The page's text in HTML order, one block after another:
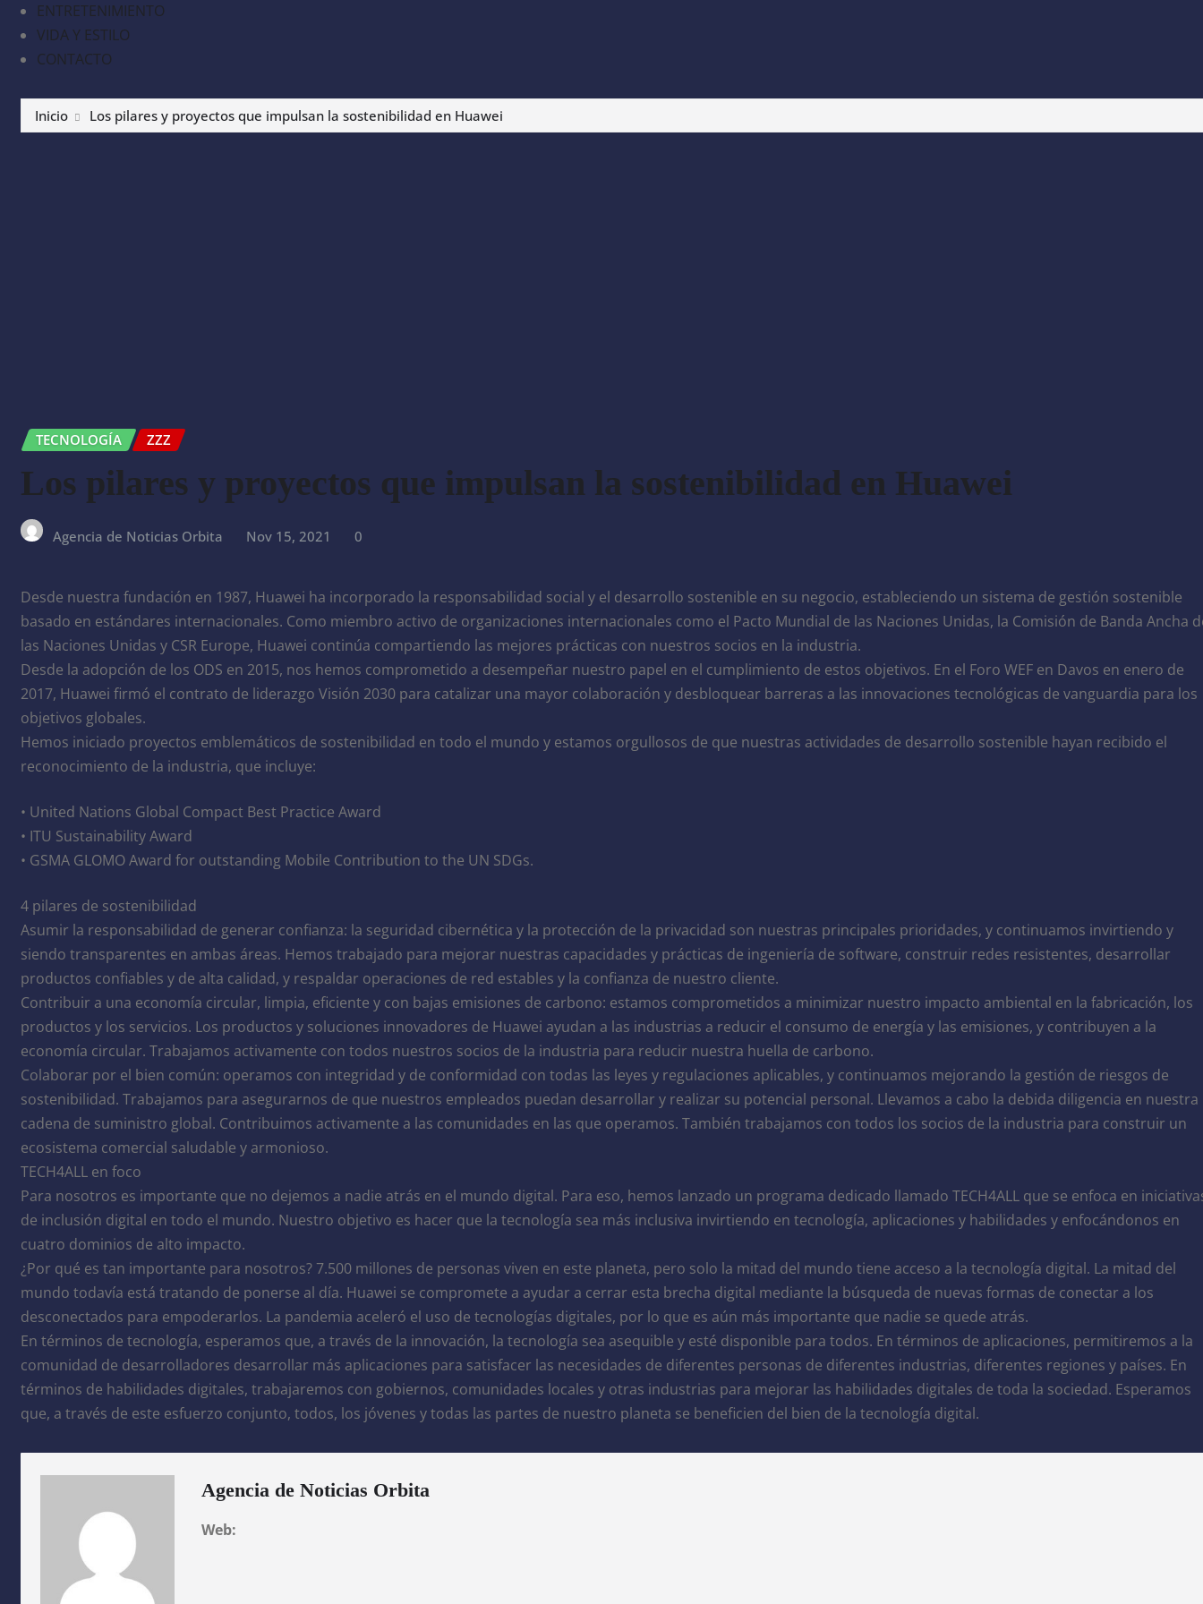
ENTRETENIMIENTO
VIDA Y ESTILO
CONTACTO
Inicio Los pilares y proyectos que impulsan la sostenibilidad en Huawei
TECNOLOGÍA ZZZ
Los pilares y proyectos que impulsan la sostenibilidad en Huawei
Agencia de Noticias Orbita Nov 15, 2021 0
Desde nuestra fundación en 1987, Huawei ha incorporado la responsabilidad social y el desarrollo sostenible en su negocio, estableciendo un sistema de gestión sostenible
basado en estándares internacionales. Como miembro activo de organizaciones internacionales como el Pacto Mundial de las Naciones Unidas, la Comisión de Banda Ancha
las Naciones Unidas y CSR Europe, Huawei continúa compartiendo las mejores prácticas con nuestros socios en la industria.
Desde la adopción de los ODS en 2015, nos hemos comprometido a desempeñar nuestro papel en el cumplimiento de estos objetivos. En el Foro WEF en Davos en enero de
2017, Huawei firmó el contrato de liderazgo Visión 2030 para catalizar una mayor colaboración y desbloquear barreras a las innovaciones tecnológicas de vanguardia para los
objetivos globales.
Hemos iniciado proyectos emblemáticos de sostenibilidad en todo el mundo y estamos orgullosos de que nuestras actividades de desarrollo sostenible hayan recibido el
reconocimiento de la industria, que incluye:
• United Nations Global Compact Best Practice Award
• ITU Sustainability Award
• GSMA GLOMO Award for outstanding Mobile Contribution to the UN SDGs.
4 pilares de sostenibilidad
Asumir la responsabilidad de generar confianza: la seguridad cibernética y la protección de la privacidad son nuestras principales prioridades, y continuamos invirtiendo y
siendo transparentes en ambas áreas. Hemos trabajado para mejorar nuestras capacidades y prácticas de ingeniería de software, construir redes resistentes, desarrollar
productos confiables y de alta calidad, y respaldar operaciones de red estables y la confianza de nuestro cliente.
Contribuir a una economía circular, limpia, eficiente y con bajas emisiones de carbono: estamos comprometidos a minimizar nuestro impacto ambiental en la fabricación, los
productos y los servicios. Los productos y soluciones innovadores de Huawei ayudan a las industrias a reducir el consumo de energía y las emisiones, y contribuyen a la
economía circular. Trabajamos activamente con todos nuestros socios de la industria para reducir nuestra huella de carbono.
Colaborar por el bien común: operamos con integridad y de conformidad con todas las leyes y regulaciones aplicables, y continuamos mejorando la gestión de riesgos de
sostenibilidad. Trabajamos para asegurarnos de que nuestros empleados puedan desarrollar y realizar su potencial personal. Llevamos a cabo la debida diligencia en nuestra
cadena de suministro global. Contribuimos activamente a las comunidades en las que operamos. También trabajamos con todos los socios de la industria para construir un
ecosistema comercial saludable y armonioso.
TECH4ALL en foco
Para nosotros es importante que no dejemos a nadie atrás en el mundo digital. Para eso, hemos lanzado un programa dedicado llamado TECH4ALL que se enfoca en
de inclusión digital en todo el mundo. Nuestro objetivo es hacer que la tecnología sea más inclusiva invirtiendo en tecnología, aplicaciones y habilidades y enfocándonos en
cuatro dominios de alto impacto.
¿Por qué es tan importante para nosotros? 7.500 millones de personas viven en este planeta, pero solo la mitad del mundo tiene acceso a la tecnología digital. La mitad del
mundo todavía está tratando de ponerse al día. Huawei se compromete a ayudar a cerrar esta brecha digital mediante la búsqueda de nuevas formas de conectar a los
desconectados para empoderarlos. La pandemia aceleró el uso de tecnologías digitales, por lo que es aún más importante que nadie se quede atrás.
En términos de tecnología, esperamos que, a través de la innovación, la tecnología sea asequible y esté disponible para todos. En términos de aplicaciones, permitiremos a la
comunidad de desarrolladores desarrollar más aplicaciones para satisfacer las necesidades de diferentes personas de diferentes industrias, diferentes regiones y países. En
términos de habilidades digitales, trabajaremos con gobiernos, comunidades locales y otras industrias para mejorar las habilidades digitales de toda la sociedad. Esperamos
que, a través de este esfuerzo conjunto, todos, los jóvenes y todas las partes de nuestro planeta se beneficien del bien de la tecnología digital.
Agencia de Noticias Orbita
Web: